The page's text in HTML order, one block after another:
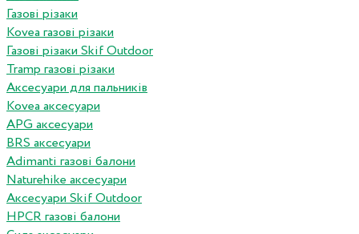
Газові різаки
Kovea газові різаки
Газові різаки Skif Outdoor
Tramp газові різаки
Аксесуари для пальників
Kovea аксесуари
APG аксесуари
BRS аксесуари
Adimanti газові балони
Naturehike аксесуари
Аксесуари Skif Outdoor
HPCR газові балони